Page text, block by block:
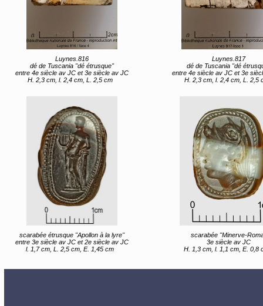
Luynes.816
dé de Tuscania "dé étrusque"
entre 4e siècle av JC et 3e siècle av JC
H. 2,3 cm, l. 2,4 cm, L. 2,5 cm
Luynes.817
dé de Tuscania "dé
entre 4e siècle av JC et 3e
H. 2,3 cm, l. 2,4 cm, L. 2,5
scarabée étrusque "Apollon à la lyre"
entre 3e siècle av JC et 2e siècle av JC
l. 1,7 cm, L. 2,5 cm, E. 1,45 cm
scarabée "Minerve-
3e siècle av JC
H. 1,3 cm, l. 1,1 cm, E. 0,8